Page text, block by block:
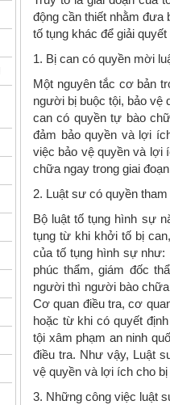
động cần thiết nhằm
tố tụng khác để giải
1. Bị can có quyền mời
Một nguyên tắc cơ bản
người bị buộc tội, bảo vệ
can có quyền tự bào
đảm bảo quyền và lợi
việc bảo vệ quyền và lợi
chữa ngay trong giai
2. Luật sư có quyền
Bộ luật tố tụng hình sự
tụng từ khi khởi tố bị
của tố tụng hình sự như:
phúc thẩm, giám đốc
người thì người bào
Cơ quan điều tra, cơ
hoặc từ khi có quyết
tội xâm phạm an ninh
điều tra. Như vậy, Luật
vệ quyền và lợi ích cho
3. Những công việc luật